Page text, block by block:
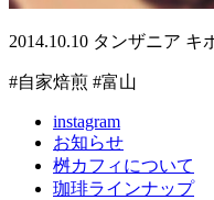
2014.10.10 タンザニア キ
#自家焙煎 #富山
instagram
お知らせ
桝カフィについて
珈琲ラインナップ